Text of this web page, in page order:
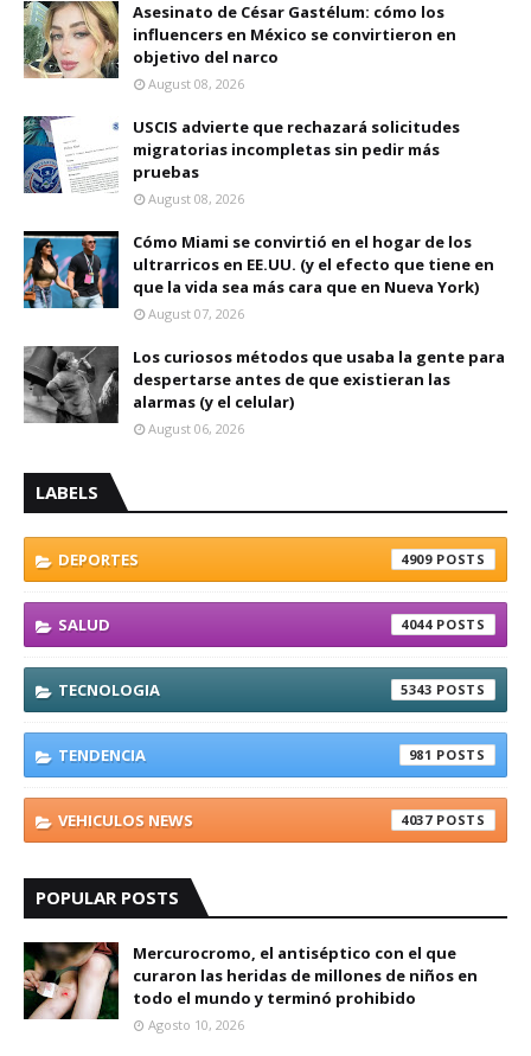
Asesinato de César Gastélum: cómo los
influencers en México se convirtieron en
objetivo del narco
August 08, 2026
USCIS advierte que rechazará solicitudes
migratorias incompletas sin pedir más
pruebas
August 08, 2026
Cómo Miami se convirtió en el hogar de los
ultrarricos en EE.UU. (y el efecto que tiene en
que la vida sea más cara que en Nueva York)
August 07, 2026
Los curiosos métodos que usaba la gente para
despertarse antes de que existieran las
alarmas (y el celular)
August 06, 2026
LABELS
DEPORTES 4909
SALUD 4044
TECNOLOGIA 5343
TENDENCIA 981
VEHICULOS NEWS 4037
POPULAR POSTS
Mercurocromo, el antiséptico con el que
curaron las heridas de millones de niños en
todo el mundo y terminó prohibido
Agosto 10, 2026